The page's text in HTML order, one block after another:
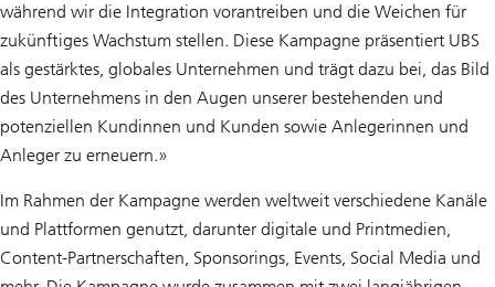
während wir die Integration vorantreiben und die Weichen für
zukünftiges Wachstum stellen. Diese Kampagne präsentiert UBS
als gestärktes, globales Unternehmen und trägt dazu bei, das Bild
des Unternehmens in den Augen unserer bestehenden und
potenziellen Kundinnen und Kunden sowie Anlegerinnen und
Anleger zu erneuern.»
Im Rahmen der Kampagne werden weltweit verschiedene Kanäle
und Plattformen genutzt, darunter digitale und Printmedien,
Content-Partnerschaften, Sponsorings, Events, Social Media und